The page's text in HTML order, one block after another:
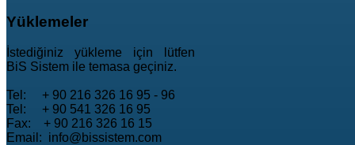
Yüklemeler
İstediğiniz yükleme için lütfen
BiS Sistem ile temasa geçiniz.
Tel: + 90 216 326 16 95 - 96
Tel: + 90 541 326 16 95
Fax: + 90 216 326 16 15
Email: info@bissistem.com